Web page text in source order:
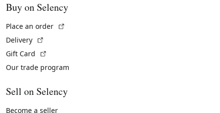
Buy on Selency
Place an order
Delivery
Gift Card
Our trade program
Sell on Selency
Become a seller